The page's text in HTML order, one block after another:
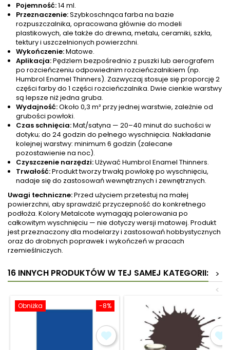
Pojemność:14 ml.
Przeznaczenie:Szybkoschnąca farba na bazie
rozpuszczalnika, opracowana głównie do modeli
plastikowych, ale także do drewna, metalu, ceramiki, szkła,
tektury i uszczelnionych powierzchni.
Wykończenie:Matowe.
Aplikacja:Pędzlem bezpośrednio z puszki lub aerografem
po rozcieńczeniu odpowiednim rozcieńczalnikiem (np.
Humbrol Enamel Thinners). Zazwyczaj stosuje się proporcję 2
części farby do 1 części rozcieńczalnika. Dwie cienkie warstwy
są lepsze niż jedna gruba.
Wydajność:Około 0,3 m² przy jednej warstwie, zależnie od
grubości powłoki.
Czas schnięcia:Mat/satyna — 20–40 minut do suchości w
dotyku; do 24 godzin do pełnego wyschnięcia. Nakładanie
kolejnej warstwy: minimum 6 godzin (zalecane
pozostawienie na noc).
Czyszczenie narzędzi:Używać Humbrol Enamel Thinners.
Trwałość:Produkt tworzy trwałą powłokę po wyschnięciu,
nadaje się do zastosowań wewnętrznych i zewnętrznych.
Uwagi techniczne:Przed użyciem przetestuj na małej
powierzchni, aby sprawdzić przyczepność do konkretnego
podłoża. Kolory Metalcote wymagają polerowania po
całkowitym wyschnięciu — nie dotyczy wersji matowej. Produkt
jest przeznaczony dla modelarzy i zastosowań hobbystycznych
oraz do drobnych poprawek i wykończeń w pracach
rzemieślniczych.
16 INNYCH PRODUKTÓW W TEJ SAMEJ KATEGORII:
>
<
-8%
Obniżka